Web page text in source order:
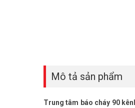
Mô tả sản phẩm
Trung tâm báo cháy 90